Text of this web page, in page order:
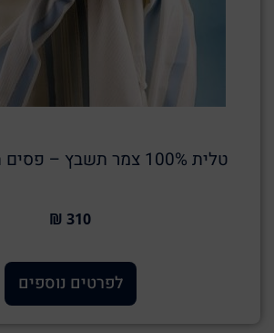
טלית 100% צמר תשבץ – פסים תכלת – 502
310 ₪
לפרטים נוספים